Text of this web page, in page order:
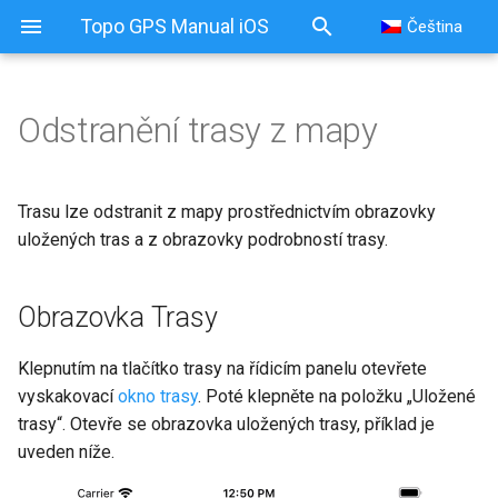
Topo GPS Manual iOS Čeština
Odstranění trasy z mapy
Obrazovka Trasy
Odstranění trasy z mapy
Trasu lze odstranit z mapy prostřednictvím obrazovky
uložených tras a z obrazovky podrobností trasy.
Obrazovka Trasy
Klepnutím na tlačítko trasy na řídicím panelu otevřete
vyskakovacíokno trasy. Poté klepněte na položku „Uložené
trasy“. Otevře se obrazovka uložených trasy, příklad je
uveden níže.